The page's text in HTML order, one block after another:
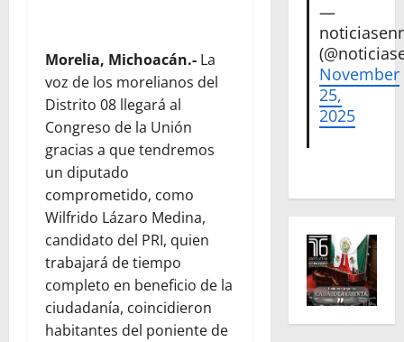
Morelia, Michoacán.- La
voz de los morelianos del
Distrito 08 llegará al
Congreso de la Unión
gracias a que tendremos
un diputado
comprometido, como
Wilfrido Lázaro Medina,
candidato del PRI, quien
trabajará de tiempo
completo en beneficio de la
ciudadanía, coincidieron
habitantes del poniente de
—
November
25,
2025